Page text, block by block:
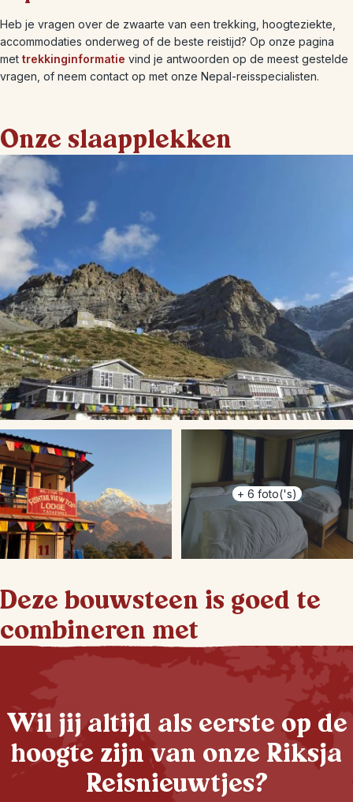
Heb je vragen over de zwaarte van een trekking, hoogteziekte,
accommodaties onderweg of de beste reistijd? Op onze pagina
met trekkinginformatie vind je antwoorden op de meest gestelde
vragen, of neem contact op met onze Nepal-reisspecialisten.
Onze slaapplekken
+ 6 foto('s)
Deze bouwsteen is goed te
combineren met
Wil jij altijd als eerste op de
hoogte zijn van onze Riksja
Reisnieuwtjes?